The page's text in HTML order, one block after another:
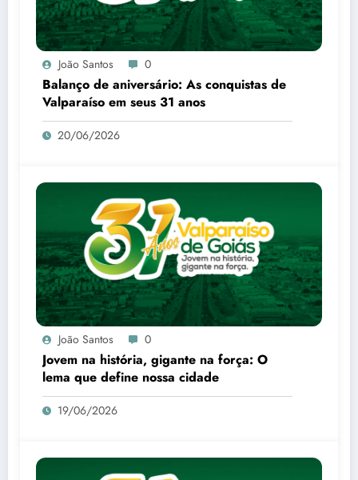
João Santos 0
Balanço de aniversário: As conquistas de
Valparaíso em seus 31 anos
20/06/2026
João Santos 0
Jovem na história, gigante na força: O
lema que define nossa cidade
19/06/2026